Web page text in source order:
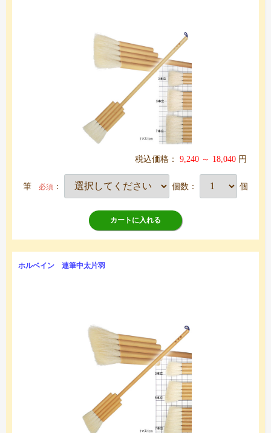
税込価格： 9,240 ～ 18,040 円
筆 必須 ： 個数： 個
カートに入れる
ホルベイン 連筆中太片羽